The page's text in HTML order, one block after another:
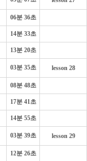
06분 36초
14분 33초
13분 20초
03분 35초 lesson 28
08분 48초
17분 41초
14분 55초
03분 39초 lesson 29
12분 26초